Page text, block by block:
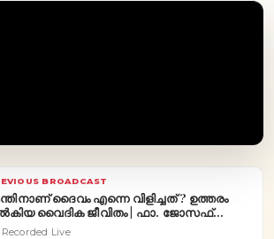
BROADCAST
ദൈവം എന്നെ വിളിച്ചത് ? ഉത്തരം
വൈദിക ജീവിതം | ഫാ. ജോസഫ്
Recorded Live